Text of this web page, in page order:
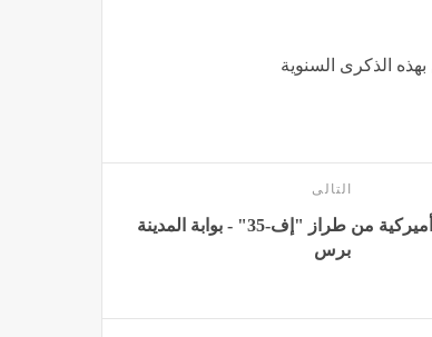
الذكرى السنوية
التالى
تحطم مقاتلة أميركية من طراز "إف-35" - بوابة المدينة
برس